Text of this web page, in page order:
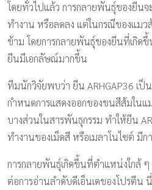
โดยทั่วไปแล้ว การกลายพันธุ์ของยีน
ทำงาน หรือลดลง แต่ในกรณีของแมว
ข้าม โดยการกลายพันธุ์ของยีนที่เกิด
ยีนมีเอกลัษณ์มากขึ้น
ทีมนักวิจัยพบว่า ยีน ARHGAP36 เป็
กำหนดการแสดงออกของขนสีส้มใน
บางส่วนในสารพันธุกรรม ทำให้ยีน
ทำงานของเม็ดสี หรือเมลาโนไซต์ มี
การกลายพันธุ์เกิดขึ้นที่ตำแหน่งใกล้ ๆ
ต่อการอ่านลำดับดีเอ็นเดของโปรตีน